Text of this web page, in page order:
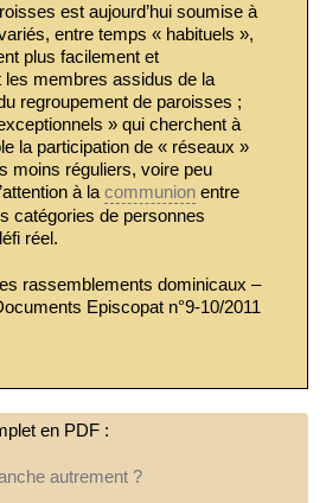
est aujourd’hui soumise à
entre temps « habituels »,
plus facilement et
les membres assidus de la
regroupement de paroisses ;
» qui cherchent à
la participation de « réseaux »
moins réguliers, voire peu
à la communion entre
catégories de personnes
réel.
rassemblements dominicaux –
Episcopat n°9-10/2011
en PDF :
autrement ?